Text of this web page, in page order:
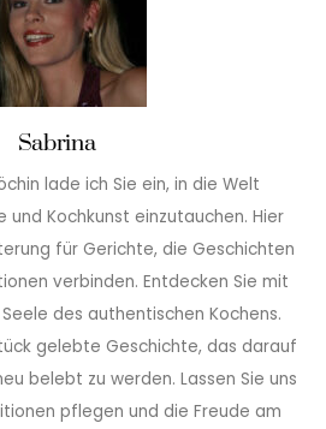
Sabrina
lade ich Sie ein, in die Welt
Kochkunst einzutauchen. Hier
für Gerichte, die Geschichten
verbinden. Entdecken Sie mit
des authentischen Kochens.
gelebte Geschichte, das darauf
belebt zu werden. Lassen Sie uns
pflegen und die Freude am